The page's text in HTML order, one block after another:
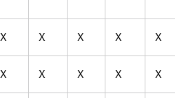
X X X X X
X X X X X